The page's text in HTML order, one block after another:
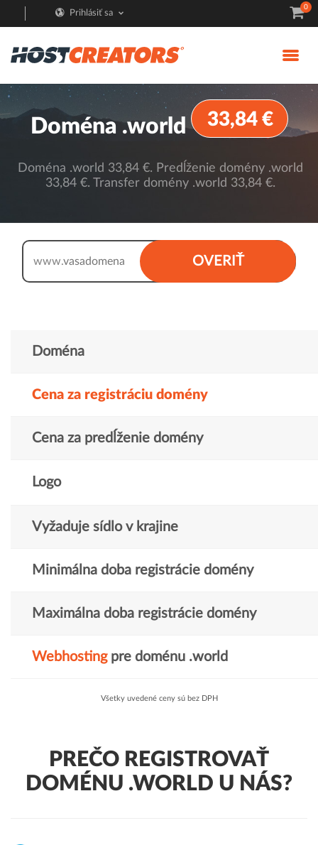
Prihlásiť sa
0
Doména .world 33,84 €
Doména .world 33,84 €. Predĺženie domény .world
33,84 €. Transfer domény .world 33,84 €.
OVERIŤ
www.
Doména
Cena za registráciu domény
Cena za predĺženie domény
Logo
Vyžaduje sídlo v krajine
Minimálna doba registrácie domény
Maximálna doba registrácie domény
Webhostingpre doménu .world
Všetky uvedené ceny sú bez DPH
PREČO REGISTROVAŤ
DOMÉNU .WORLD U NÁS?